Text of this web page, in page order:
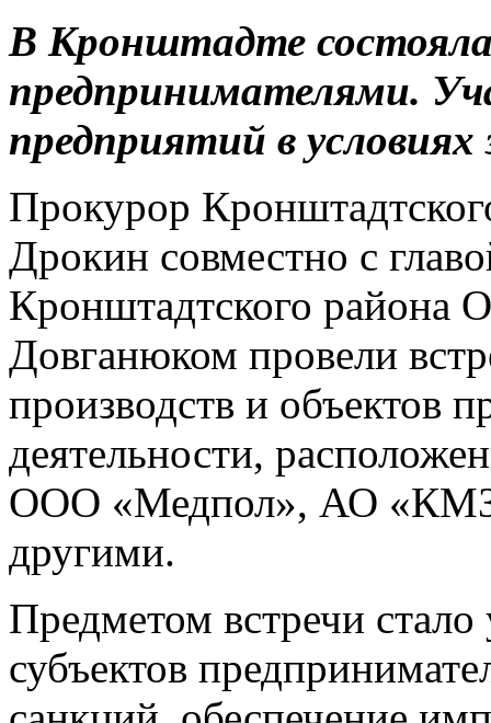
В Кронштадте
предпринимателями.
предприятий в
Прокурор
Дрокин совместно с
Кронштадтского района
Довганюком провели
производств и объектов
деятельности,
ООО «Медпол», АО
другими.
Предметом встречи
субъектов